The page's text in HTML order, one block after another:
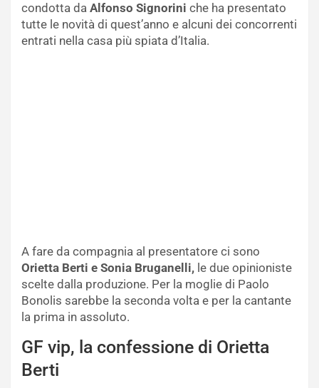
condotta da Alfonso Signorini che ha presentato
tutte le novità di quest’anno e alcuni dei concorrenti
entrati nella casa più spiata d’Italia.
A fare da compagnia al presentatore ci sono
Orietta Berti e Sonia Bruganelli, le due opinioniste
scelte dalla produzione. Per la moglie di Paolo
Bonolis sarebbe la seconda volta e per la cantante
la prima in assoluto.
GF vip, la confessione di Orietta
Berti